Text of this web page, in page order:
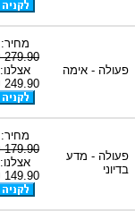
פעולה - אימה
מחיר:
279.90 ₪
אצלנו:
249.90 ₪
פעולה - מדע
בדיוני
מחיר:
179.90 ₪
אצלנו:
149.90 ₪